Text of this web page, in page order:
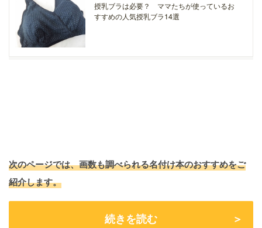
授乳ブラは必要？ ママたちが使っているお
すすめの人気授乳ブラ14選
次のページでは、画数も調べられる名付け本のおすすめをご
紹介します。
続きを読む